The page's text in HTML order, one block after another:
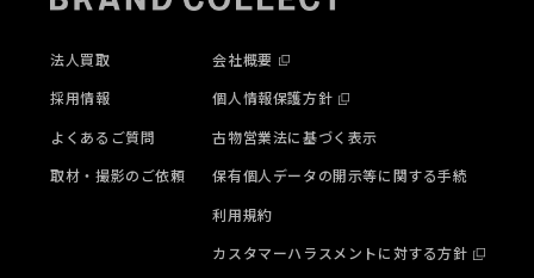
法人買取
採用情報
よくあるご質問
取材・撮影のご依頼
会社概要
個人情報保護方針
古物営業法に基づく表示
保有個人データの開示等に関する手続
利用規約
カスタマーハラスメントに対する方針